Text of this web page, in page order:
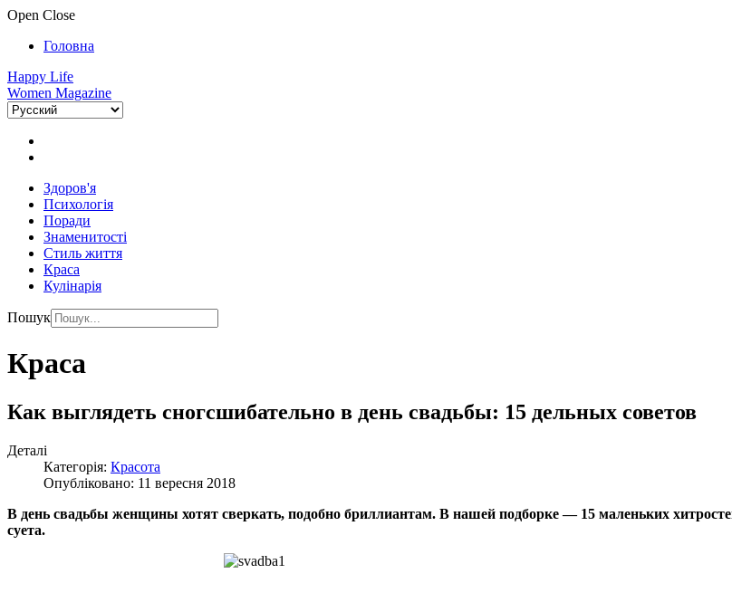
Open Close
Головна
Happy Life
Women Magazine
Здоров'я
Психологія
Поради
Знаменитості
Стиль життя
Краса
Кулінарія
Пошук
Краса
Как выглядеть сногсшибательно в день свадьбы: 15 дельных советов
Деталі
Категорія: Красота
Опубліковано: 11 вересня 2018
В день свадьбы женщины хотят сверкать, подобно бриллиантам. В нашей подборке — 15 маленьких
суета.